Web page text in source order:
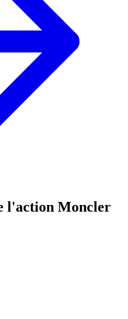
l'action Moncler